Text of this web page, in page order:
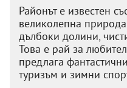
Районът е известен
великолепна
дълбоки долини,
Това е рай за
предлага
туризъм и зимни